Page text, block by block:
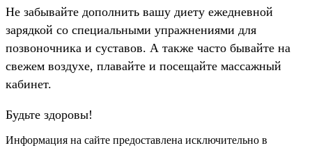
Не забывайте дополнить вашу диету ежедневной
зарядкой со специальными упражнениями для
позвоночника и суставов. А также часто бывайте на
свежем воздухе, плавайте и посещайте массажный
кабинет.
Будьте здоровы!
Информация на сайте предоставлена исключительно в